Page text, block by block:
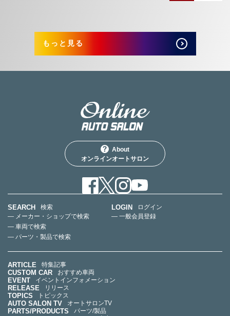
もっと見る
About
オンラインオートサロン
SEARCH
検索
— メーカー・ショップで検索
— 車両で検索
— パーツ・製品で検索
LOGIN
ログイン
— 一般会員登録
ARTICLE 特集記事
CUSTOM CAR おすすめ車両
EVENT イベントインフォメーション
RELEASE リリース
TOPICS トピックス
AUTO SALON TV オートサロンTV
PARTS/PRODUCTS パーツ/製品